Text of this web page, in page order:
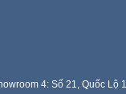
4: Số 21, Quốc Lộ